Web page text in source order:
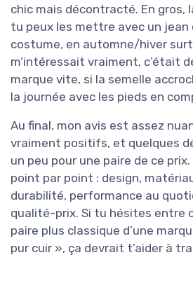
chic mais décontracté. En gros,
tu peux les mettre avec un jean
costume, en automne/hiver
m’intéressait vraiment, c’était
marque vite, si la semelle
la journée avec les pieds en
Au final, mon avis est assez
vraiment positifs, et quelques
un peu pour une paire de ce
point par point : design,
durabilité, performance au
qualité-prix. Si tu hésites entre
paire plus classique d’une
pur cuir », ça devrait t’aider à